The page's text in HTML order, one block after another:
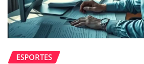
ESPORTES